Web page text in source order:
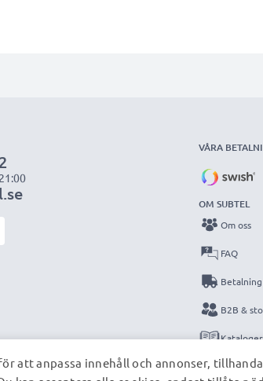
VÅRA
OM SUBTEL
Om oss
FAQ
B2B &
Kataloger
Kontakt
att anpassa innehåll och annonser,